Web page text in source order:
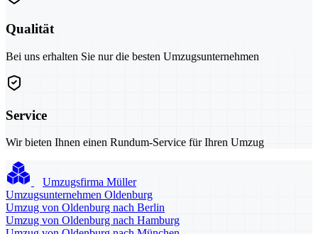
Qualität
Bei uns erhalten Sie nur die besten Umzugsunternehmen
Service
Wir bieten Ihnen einen Rundum-Service für Ihren Umzug
Umzugsfirma Müller
Umzugsunternehmen Oldenburg
Umzug von Oldenburg nach Berlin
Umzug von Oldenburg nach Hamburg